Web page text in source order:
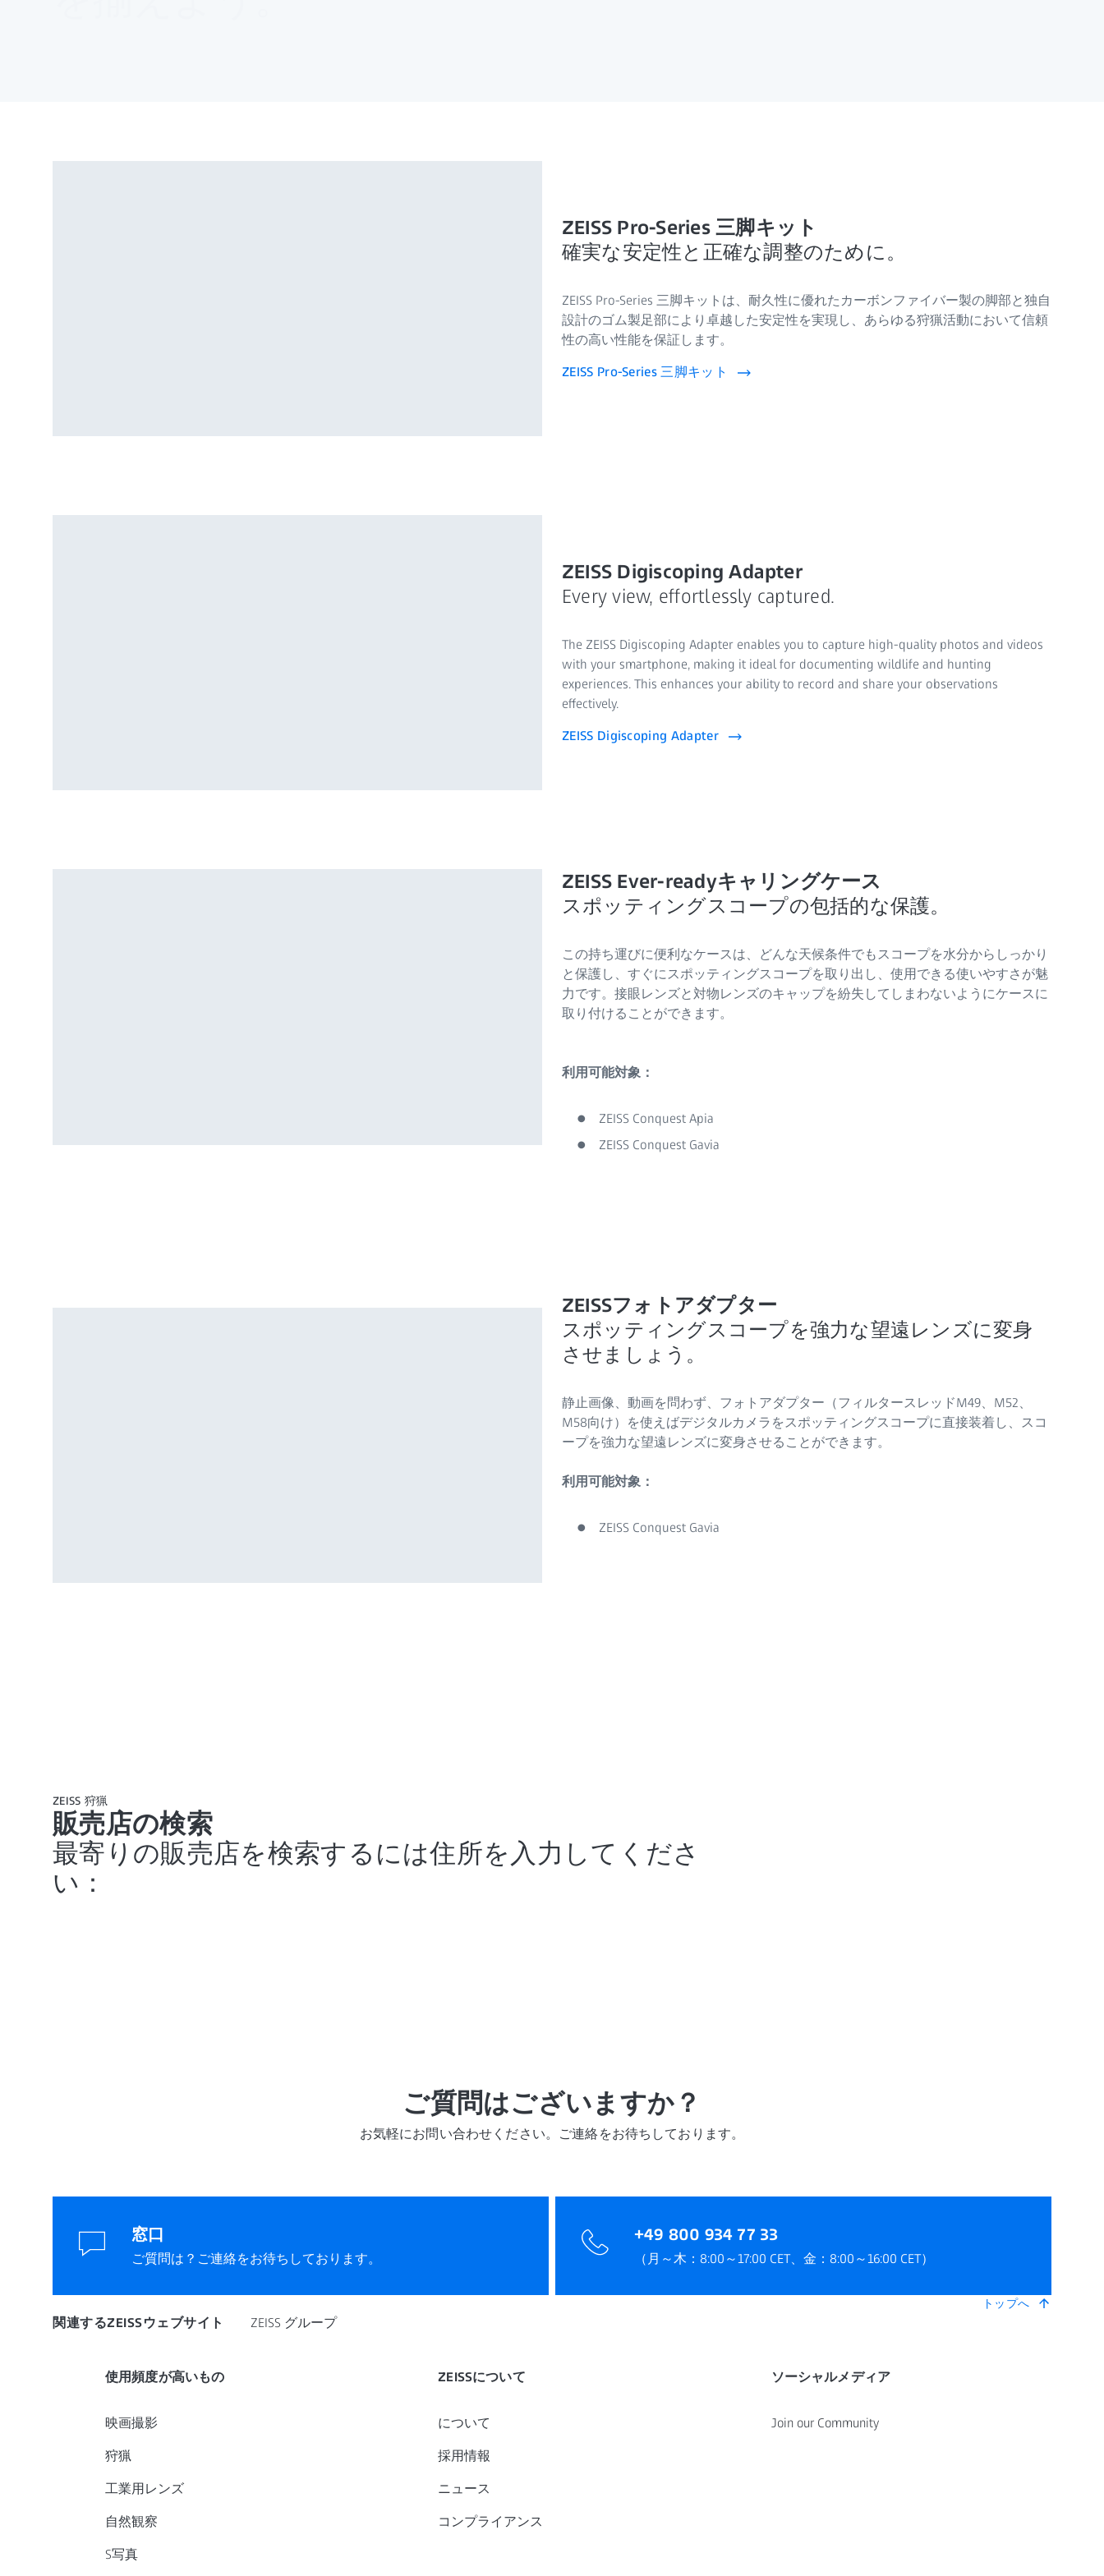
ZEISS Pro-Series 三脚キット
確実な安定性と正確な調整のために。
ZEISS Pro-Series 三脚キットは、耐久性に優れたカーボンファイバー製の脚部と独自
設計のゴム製足部により卓越した安定性を実現し、あらゆる狩猟活動において信頼
性の高い性能を保証します。
ZEISS Pro-Series 三脚キット
ZEISS Digiscoping Adapter
Every view, effortlessly captured.
The ZEISS Digiscoping Adapter enables you to capture high-quality photos and videos
with your smartphone, making it ideal for documenting wildlife and hunting
experiences. This enhances your ability to record and share your observations
effectively.
ZEISS Digiscoping Adapter
ZEISS Ever-readyキャリングケース
スポッティングスコープの包括的な保護。
この持ち運びに便利なケースは、どんな天候条件でもスコープを水分からしっかり
と保護し、すぐにスポッティングスコープを取り出し、使用できる使いやすさが魅
力です。接眼レンズと対物レンズのキャップを紛失してしまわないようにケースに
取り付けることができます。
利用可能対象：
ZEISS Conquest Apia
ZEISS Conquest Gavia
ZEISSフォトアダプター
スポッティングスコープを強力な望遠レンズに変身
させましょう。
静止画像、動画を問わず、フォトアダプター（フィルタースレッドM49、M52、
M58向け）を使えばデジタルカメラをスポッティングスコープに直接装着し、スコ
ープを強力な望遠レンズに変身させることができます。
利用可能対象：
ZEISS Conquest Gavia
ZEISS 狩猟
販売店の検索
最寄りの販売店を検索するには住所を入力してくださ
い：
ご質問はございますか？
お気軽にお問い合わせください。ご連絡をお待ちしております。
窓口
ご質問は？ご連絡をお待ちしております。
+49 800 934 77 33
（月～木：8:00～17:00 CET、金：8:00～16:00 CET）
トップへ
関連するZEISSウェブサイト ZEISS グループ
使用頻度が高いもの
映画撮影
狩猟
工業用レンズ
自然観察
S写真
ZEISSについて
について
採用情報
ニュース
コンプライアンス
ソーシャルメディア
Join our Community